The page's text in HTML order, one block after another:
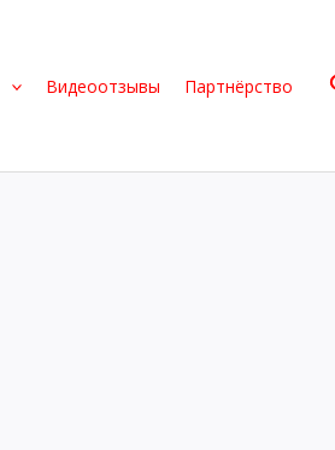
Видеоотзывы Партнёрство